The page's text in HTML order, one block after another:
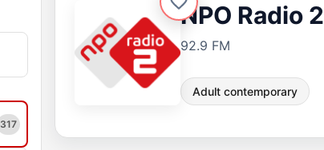
317
NPO Radio 2
92.9 FM
Adult contemporary